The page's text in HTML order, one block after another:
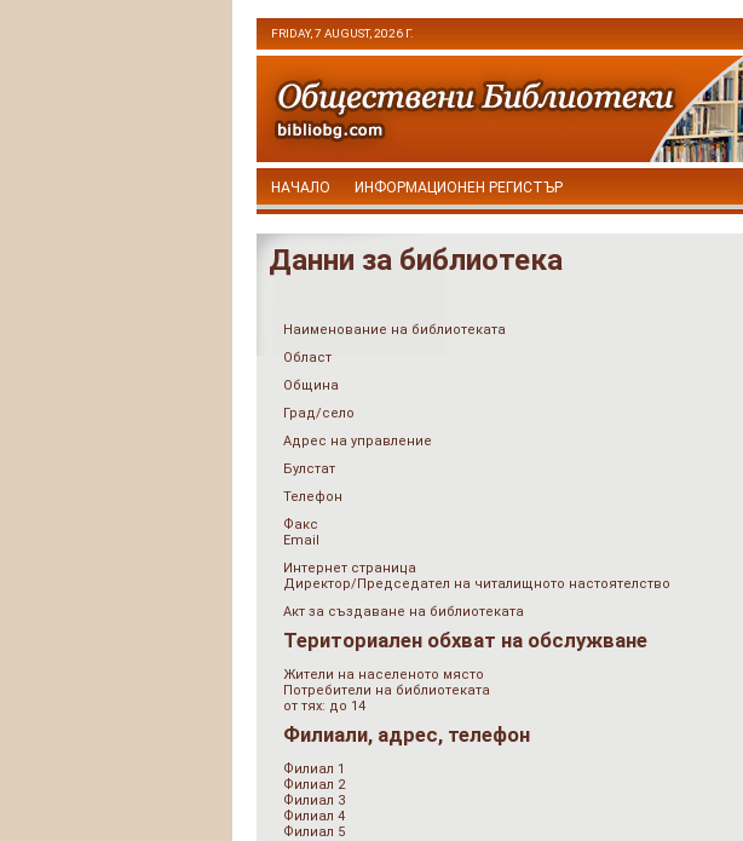
FRIDAY, 7 AUGUST, 2026 Г.
НАЧАЛО ИНФОРМАЦИОНЕН РЕГИСТЪР
Данни за библиотека
Наименование на библиотеката
Област
Община
Град/село
Адрес на управление
Булстат
Телефон
Факс
Email
Интернет страница
Директор/Председател на читалищното настоятелство
Акт за създаване на библиотеката
Териториален обхват на обслужване
Жители на населеното място
Потребители на библиотеката
от тях: до 14
Филиали, адрес, телефон
Филиал 1
Филиал 2
Филиал 3
Филиал 4
Филиал 5